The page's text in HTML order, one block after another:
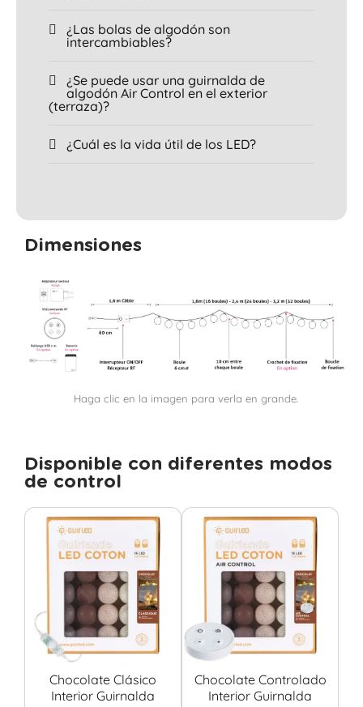
¿Las bolas de algodón son
intercambiables?
¿Se puede usar una guirnalda de
algodón Air Control en el exterior
(terraza)?
¿Cuál es la vida útil de los LED?
Dimensiones
Haga clic en la imagen para verla en grande.
Disponible con diferentes modos
de control
Chocolate Clásico
Interior Guirnalda
Chocolate Controlado
Interior Guirnalda